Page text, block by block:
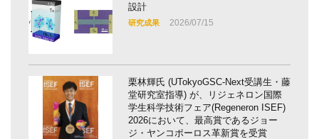
設計
研究成果 2026/07/15
栗林輝氏 (UTokyoGSC-Next受講生・藤
堂研究室指導) が、リジェネロン国際
学生科学技術フェア(Regeneron ISEF)
2026において、最高賞であるジョー
ジ・ヤンコポーロス革新賞を受賞